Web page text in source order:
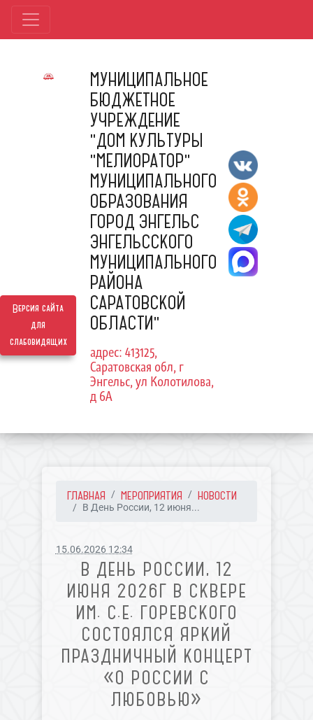
Версия сайта
для
слабовидящих
МУНИЦИПАЛЬНОЕ
БЮДЖЕТНОЕ
УЧРЕЖДЕНИЕ
"ДОМ КУЛЬТУРЫ
"МЕЛИОРАТОР"
МУНИЦИПАЛЬНОГО
ОБРАЗОВАНИЯ
ГОРОД ЭНГЕЛЬС
ЭНГЕЛЬССКОГО
МУНИЦИПАЛЬНОГО
РАЙОНА
САРАТОВСКОЙ
ОБЛАСТИ"
адрес: 413125,
Саратовская обл, г
Энгельс, ул Колотилова,
д 6А
ГЛАВНАЯ МЕРОПРИЯТИЯ НОВОСТИ
В День России, 12 июня...
15.06.2026 12:34
В ДЕНЬ РОССИИ, 12
ИЮНЯ 2026Г В СКВЕРЕ
ИМ. С.Е. ГОРЕВСКОГО
СОСТОЯЛСЯ ЯРКИЙ
ПРАЗДНИЧНЫЙ КОНЦЕРТ
«О РОССИИ С
ЛЮБОВЬЮ»